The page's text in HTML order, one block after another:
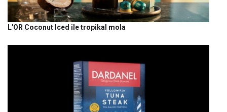
L'OR Coconut Iced ile tropikal mola